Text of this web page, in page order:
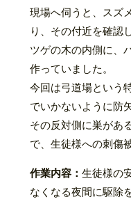
現場へ伺うと、スズ
り、その付近を確認
ツゲの木の内側に、
作っていました。
今回は弓道場という
でいかないように防
その反対側に巣があ
で、生徒様への刺傷
作業内容： 生徒様の
なくなる夜間に駆除